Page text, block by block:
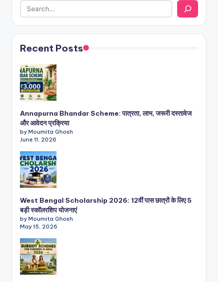
Recent Posts
Annapurna Bhandar Scheme: पात्रता, लाभ, जरूरी दस्तावेज
और आवेदन प्रक्रिया
by Moumita Ghosh
June 11, 2026
West Bengal Scholarship 2026: 12वीं पास छात्रों के लिए 5
बड़ी स्कॉलरशिप योजनाएं
by Moumita Ghosh
May 15, 2026